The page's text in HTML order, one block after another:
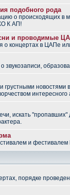
подобного рода
о происходящих в
К АП!
и проводимые
о концертах в ЦАПе
звукозаписи,
новостями
искать
и
порядке